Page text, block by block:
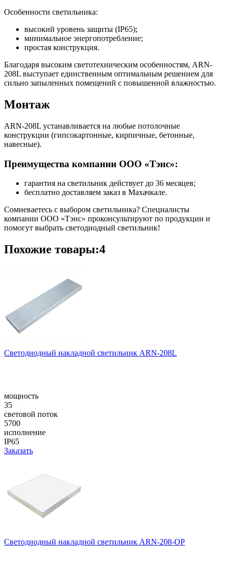
Особенности светильника:
высокий уровень защиты (IP65);
минимальное энергопотребление;
простая конструкция.
Благодаря высоким светотехническим особенностям, ARN-
208L выступает единственным оптимальным решением для
сильно запыленных помещений с повышенной влажностью.
Монтаж
ARN-208L устанавливается на любые потолочные
конструкции (гипсокартонные, кирпичные, бетонные,
навесные).
Преимущества компании ООО «Тэнс»:
гарантия на светильник действует до 36 месяцев;
бесплатно доставляем заказ в Махачкале.
Сомневаетесь с выбором светильника? Специалисты
компании ООО «Тэнс» проконсультируют по продукции и
помогут выбрать светодиодный светильник!
Похожие товары:4
Светодиодный накладной светильник ARN-208L
мощность
35
световой поток
5700
исполнение
IP65
Заказать
Светодиодный накладной светильник ARN-208-OP